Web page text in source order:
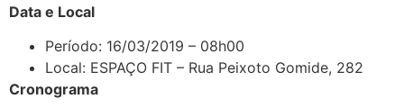
Data e Local
Período: 16/03/2019 – 08h00
Local: ESPAÇO FIT – Rua Peixoto Gomide, 282
Cronograma